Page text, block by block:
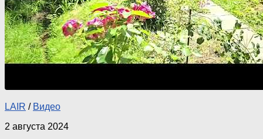
LAIR / Видео
2 августа 2024